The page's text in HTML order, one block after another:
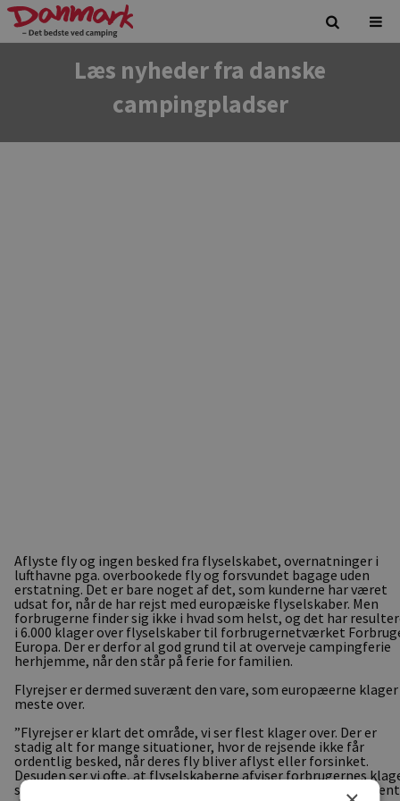
Læs nyheder fra danske
campingpladser
Aflyste fly og ingen besked fra flyselskabet, overnatninger i
lufthavne pga. overbookede fly og forsvundet bagage uden
erstatning. Det er bare noget af det, som kunderne har været
udsat for, når de har rejst med europæiske flyselskaber. Men
forbrugerne finder sig ikke i hvad som helst, og det har
i 6.000 klager over flyselskaber til forbrugernetværket
Europa. Der er derfor al god grund til at overveje campingferie
herhjemme, når den står på ferie for familien.
Flyrejser er dermed suverænt den vare, som europæerne klager
meste over.
”Flyrejser er klart det område, vi ser flest klager over. Der er
stadig alt for mange situationer, hvor de rejsende ikke får
ordentlig besked, når deres fly bliver aflyst eller forsinket.
Desuden ser vi ofte, at flyselskaberne afviser forbrugernes
så de ikke får den kompensation, de har ret til,” siger Lars